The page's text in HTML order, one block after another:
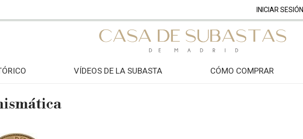
INICIAR SESIÓN
VÍDEOS DE LA SUBASTA CÓMO COMPRAR